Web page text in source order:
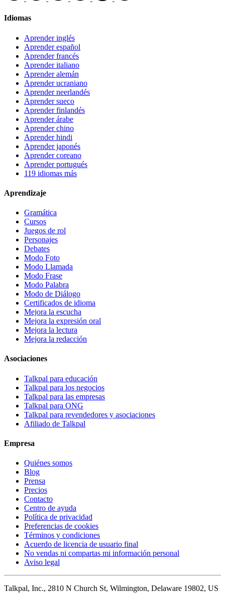
Idiomas
Aprender inglés
Aprender español
Aprender francés
Aprender italiano
Aprender alemán
Aprender ucraniano
Aprender neerlandés
Aprender sueco
Aprender finlandés
Aprender árabe
Aprender chino
Aprender hindi
Aprender japonés
Aprender coreano
Aprender portugués
119 idiomas más
Aprendizaje
Gramática
Cursos
Juegos de rol
Personajes
Debates
Modo Foto
Modo Llamada
Modo Frase
Modo Palabra
Modo de Diálogo
Certificados de idioma
Mejora la escucha
Mejora la expresión oral
Mejora la lectura
Mejora la redacción
Asociaciones
Talkpal para educación
Talkpal para los negocios
Talkpal para las empresas
Talkpal para ONG
Talkpal para revendedores y asociaciones
Afiliado de Talkpal
Empresa
Quiénes somos
Blog
Prensa
Precios
Contacto
Centro de ayuda
Política de privacidad
Preferencias de cookies
Términos y condiciones
Acuerdo de licencia de usuario final
No vendas ni compartas mi información personal
Aviso legal
Talkpal, Inc., 2810 N Church St, Wilmington, Delaware 19802, US